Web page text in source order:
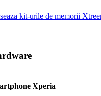
kit-urile de memorii
Xperia